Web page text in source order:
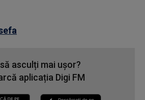
asculți mai ușor?
aplicația Digi FM